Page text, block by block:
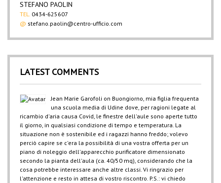
STEFANO PAOLIN
TEL. 0434-625607
@ stefano.paolin@centro-ufficio.com
LATEST COMMENTS
Jean Marie Garofoli on Buongiorno, mia figlia frequenta
una scuola media di Udine dove, per ragioni legate al
ricambio d'aria causa Covid, le finestre dell'aule sono aperte tutto
il giorno, in qualsiasi condizione di tempo e temperatura. La
situazione non è sostenibile ed i ragazzi hanno freddo; volevo
perciò capire se c'era la possibilità di una vostra offerta per un
piano di noleggio dell'apparecchio purificatore dimensionato
secondo la pianta dell'aula (ca. 40/50 mq), considerando che la
cosa potrebbe interessare anche altre classi. Vi ringrazio per
l'attenzione e resto in attesa di vostro riscontro. P.S.: vi chiedo